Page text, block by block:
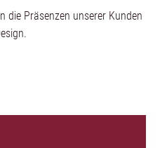
die Präsenzen unserer Kunden